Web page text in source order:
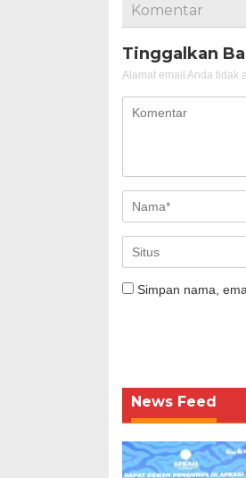
Komentar
Tinggalkan
Alamat email Anda tidak
Simpan nama,
News Feed